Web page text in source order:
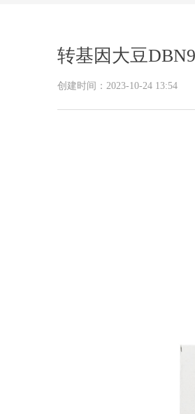
转基因大豆
创建时间： 2023-10-24 13:54